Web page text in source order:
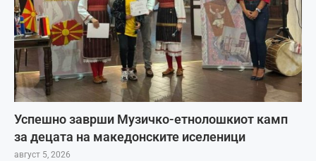
Успешно заврши Музичко-етнолошкиот камп
за децата на македонските иселеници
август 5, 2026